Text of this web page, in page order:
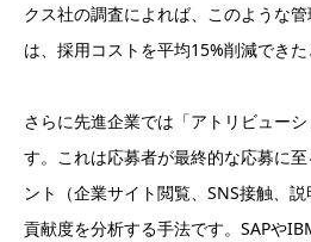
クス社の調査によれば、このような
は、採用コストを平均15%削減できた
さらに先進企業では「アトリビュー
す。これは応募者が最終的な応募に
ント（企業サイト閲覧、SNS接触、
貢献度を分析する手法です。SAPや